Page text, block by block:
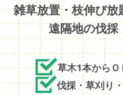
雑草放置・枝伸び
遠隔地の伐採
草木1本からＯ
伐採・草刈り